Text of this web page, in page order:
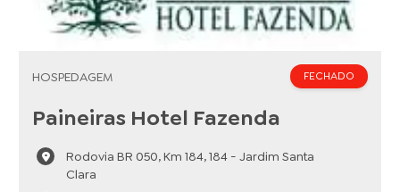
HOSPEDAGEM FECHADO
Paineiras Hotel Fazenda
Rodovia BR 050, Km 184, 184 - Jardim Santa
Clara